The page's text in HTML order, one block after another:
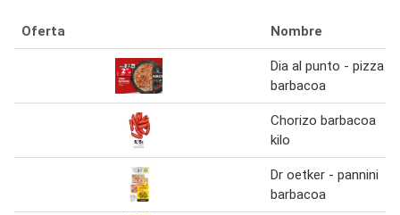
Oferta Nombre
Dia al punto - pizza
barbacoa
Chorizo barbacoa
kilo
Dr oetker - pannini
barbacoa